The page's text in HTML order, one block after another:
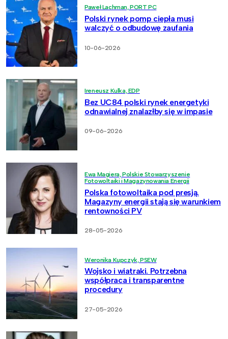
Paweł Lachman, PORT PC
Polski rynek pomp ciepła musi
walczyć o odbudowę zaufania
10-06-2026
Ireneusz Kulka, EDP
Bez UC84 polski rynek energetyki
odnawialnej znalazłby się w impasie
09-06-2026
Ewa Magiera, Polskie Stowarzyszenie
Fotowoltaiki i Magazynowania Energii
Polska fotowoltaika pod presją.
Magazyny energii stają się warunkiem
rentowności PV
28-05-2026
Weronika Kupczyk, PSEW
Wojsko i wiatraki. Potrzebna
współpraca i transparentne
procedury
27-05-2026